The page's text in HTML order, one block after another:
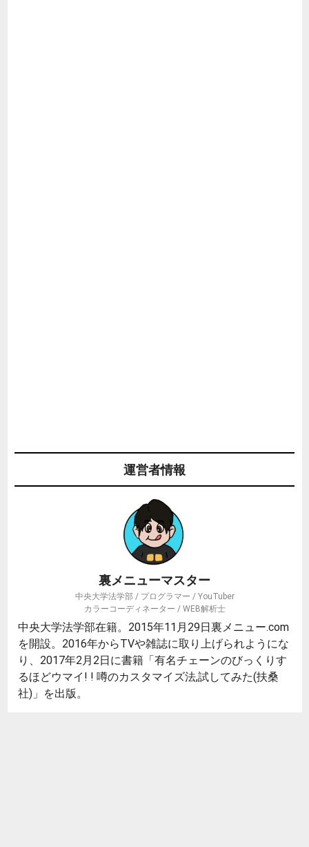
運営者情報
裏メニューマスター
中央大学法学部 / プログラマー / YouTuber
カラーコーディネーター / WEB解析士
中央大学法学部在籍。2015年11月29日裏メニュー.com
を開設。2016年からTVや雑誌に取り上げられようにな
り、2017年2月2日に書籍「有名チェーンのびっくりす
るほどウマイ! ! 噂のカスタマイズ法,試してみた(扶桑
社)」を出版。